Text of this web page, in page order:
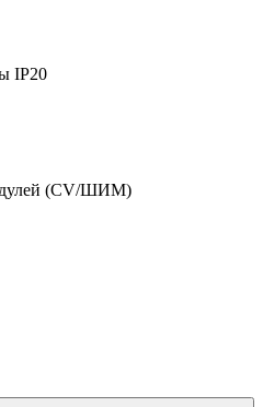
IP20
(CV/ШИМ)